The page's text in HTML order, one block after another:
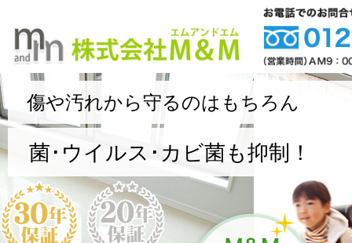
傷や汚れから守るのはもちろん
菌･ウイルス･カビ菌も抑制！